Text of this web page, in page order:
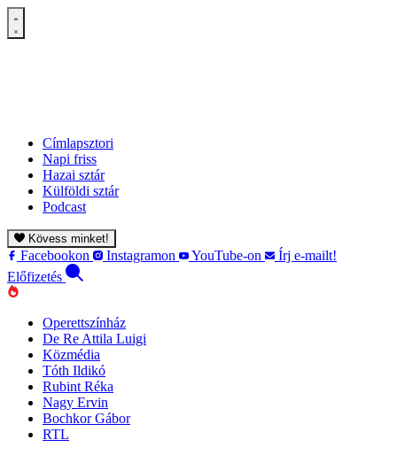
Címlapsztori
Napi friss
Hazai sztár
Külföldi sztár
Podcast
Kövess minket!
Facebookon Instagramon YouTube-on
Írj e-mailt!
Előfizetés
Operettszínház
De Re Attila Luigi
Közmédia
Tóth Ildikó
Rubint Réka
Nagy Ervin
Bochkor Gábor
RTL